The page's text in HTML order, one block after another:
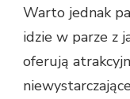
Warto jednak
idzie w parze z
oferują